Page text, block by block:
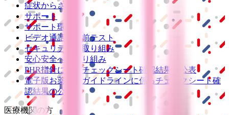
症状からさがす
サポート
サポート環境
ビデオ通話の事前テスト
セキュリティの取り組み
安心安全への取り組み
PHR指針に係るチェックシート確認結果の公表
電子版お薬手帳ガイドラインに係るチェックシート確
認結果の公表
医療機関の方